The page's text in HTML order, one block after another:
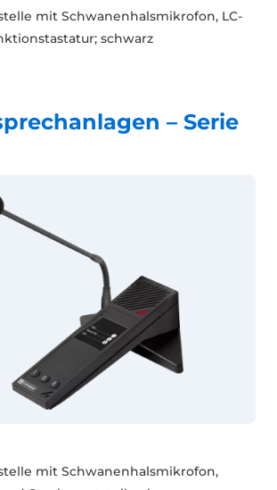
mit Schwanenhalsmikrofon, LC-
schwarz
– Serie
mit Schwanenhalsmikrofon,